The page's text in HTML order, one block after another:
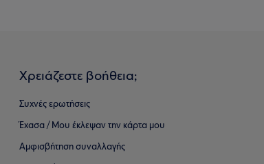
Χρειάζεστε βοήθεια;
Συχνές ερωτήσεις
Έχασα / Μου έκλεψαν την κάρτα μου
Αμφισβήτηση συναλλαγής